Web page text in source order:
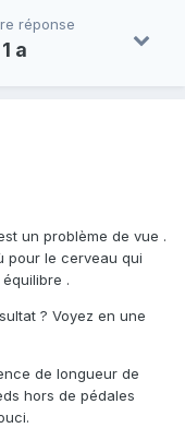
réponse
1 a
un problème de vue .
pour le cerveau qui
.
? Voyez en une
de longueur de
hors de pédales